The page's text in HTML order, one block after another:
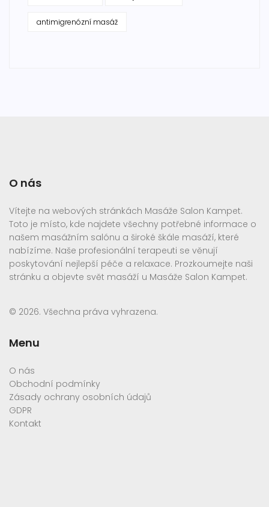
antimigrenózní masáž
O nás
Vítejte na webových stránkách Masáže Salon Kampet.
Toto je místo, kde najdete všechny potřebné informace o
našem masážním salónu a široké škále masáží, které
nabízíme. Naše profesionální terapeuti se věnují
poskytování nejlepší péče a relaxace. Prozkoumejte naši
stránku a objevte svět masáží u Masáže Salon Kampet.
© 2026. Všechna práva vyhrazena.
Menu
O nás
Obchodní podmínky
Zásady ochrany osobních údajů
GDPR
Kontakt